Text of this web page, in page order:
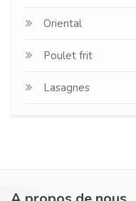
Oriental
Poulet frit
Lasagnes